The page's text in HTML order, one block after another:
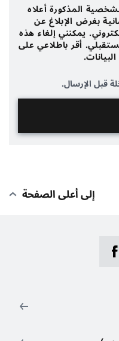
المذكورة أعلاه
بغرض الإبلاغ عن
يمكنني إلغاء هذه
أقر باطلاعي على
قبل الإرسال.
إلى أعلى الصفحة